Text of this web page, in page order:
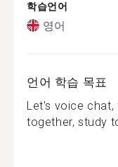
학습언어
영어
언어 학습 목표
Let's voice chat,
together, study